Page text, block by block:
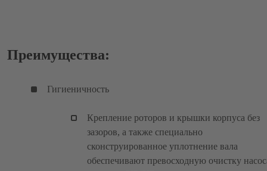
Преимущества:
Гигиеничность
Крепление роторов и крышки корпуса без
зазоров, а также специально
сконструированное уплотнение вала
обеспечивают превосходную очистку